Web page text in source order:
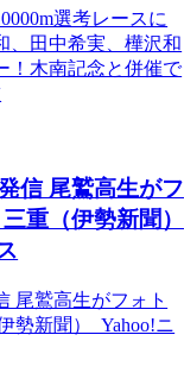
選考レースに
、田中希実、樺沢和
！木南記念と併催で
信 尾鷲高生がフ
重（伊勢新聞）
尾鷲高生がフォト
勢新聞） Yahoo!ニ